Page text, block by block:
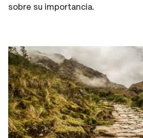
sobre su importancia.